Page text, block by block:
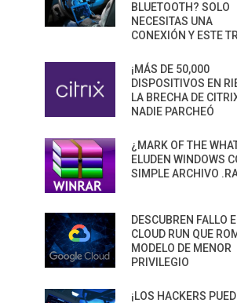
BLUETOOTH? SOLO
NECESITAS UNA
CONEXIÓN Y ESTE
¡MÁS DE 50,000
DISPOSITIVOS EN
LA BRECHA DE
NADIE PARCHEÓ
¿MARK OF THE
ELUDEN WINDOWS
SIMPLE ARCHIVO
DESCUBREN FALLO
CLOUD RUN QUE
MODELO DE MENOR
PRIVILEGIO
¡LOS HACKERS